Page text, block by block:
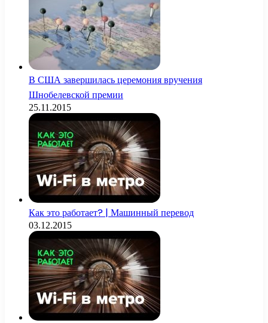
В США завершилась церемония вручения
Шнобелевской премии
25.11.2015
Как это работает? | Машинный перевод
03.12.2015